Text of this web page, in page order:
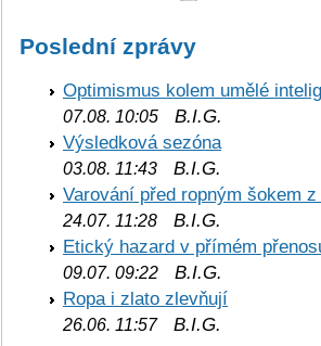
Poslední zprávy
Optimismus kolem umělé
07.08. 10:05 B.I.G.
Výsledková sezóna
03.08. 11:43 B.I.G.
Varování před ropným šokem
24.07. 11:28 B.I.G.
Etický hazard v přímém
09.07. 09:22 B.I.G.
Ropa i zlato zlevňují
26.06. 11:57B.I.G.